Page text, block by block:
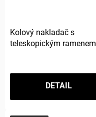
Kolový nakladač s
teleskopickým ramenem
DETAIL